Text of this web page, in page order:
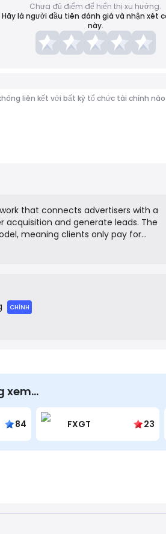
Chưa đủ điểm để hiển thị xu hướng.
Hãy là người đầu tiên đánh giá và nhận xét
này.
liên kết với bất kỳ tổ chức tài chính
that connects advertisers with a
and generate leads. The
meaning clients only pay for
provide campaign management,
CHÍNH
xem…
84 FXGT 23